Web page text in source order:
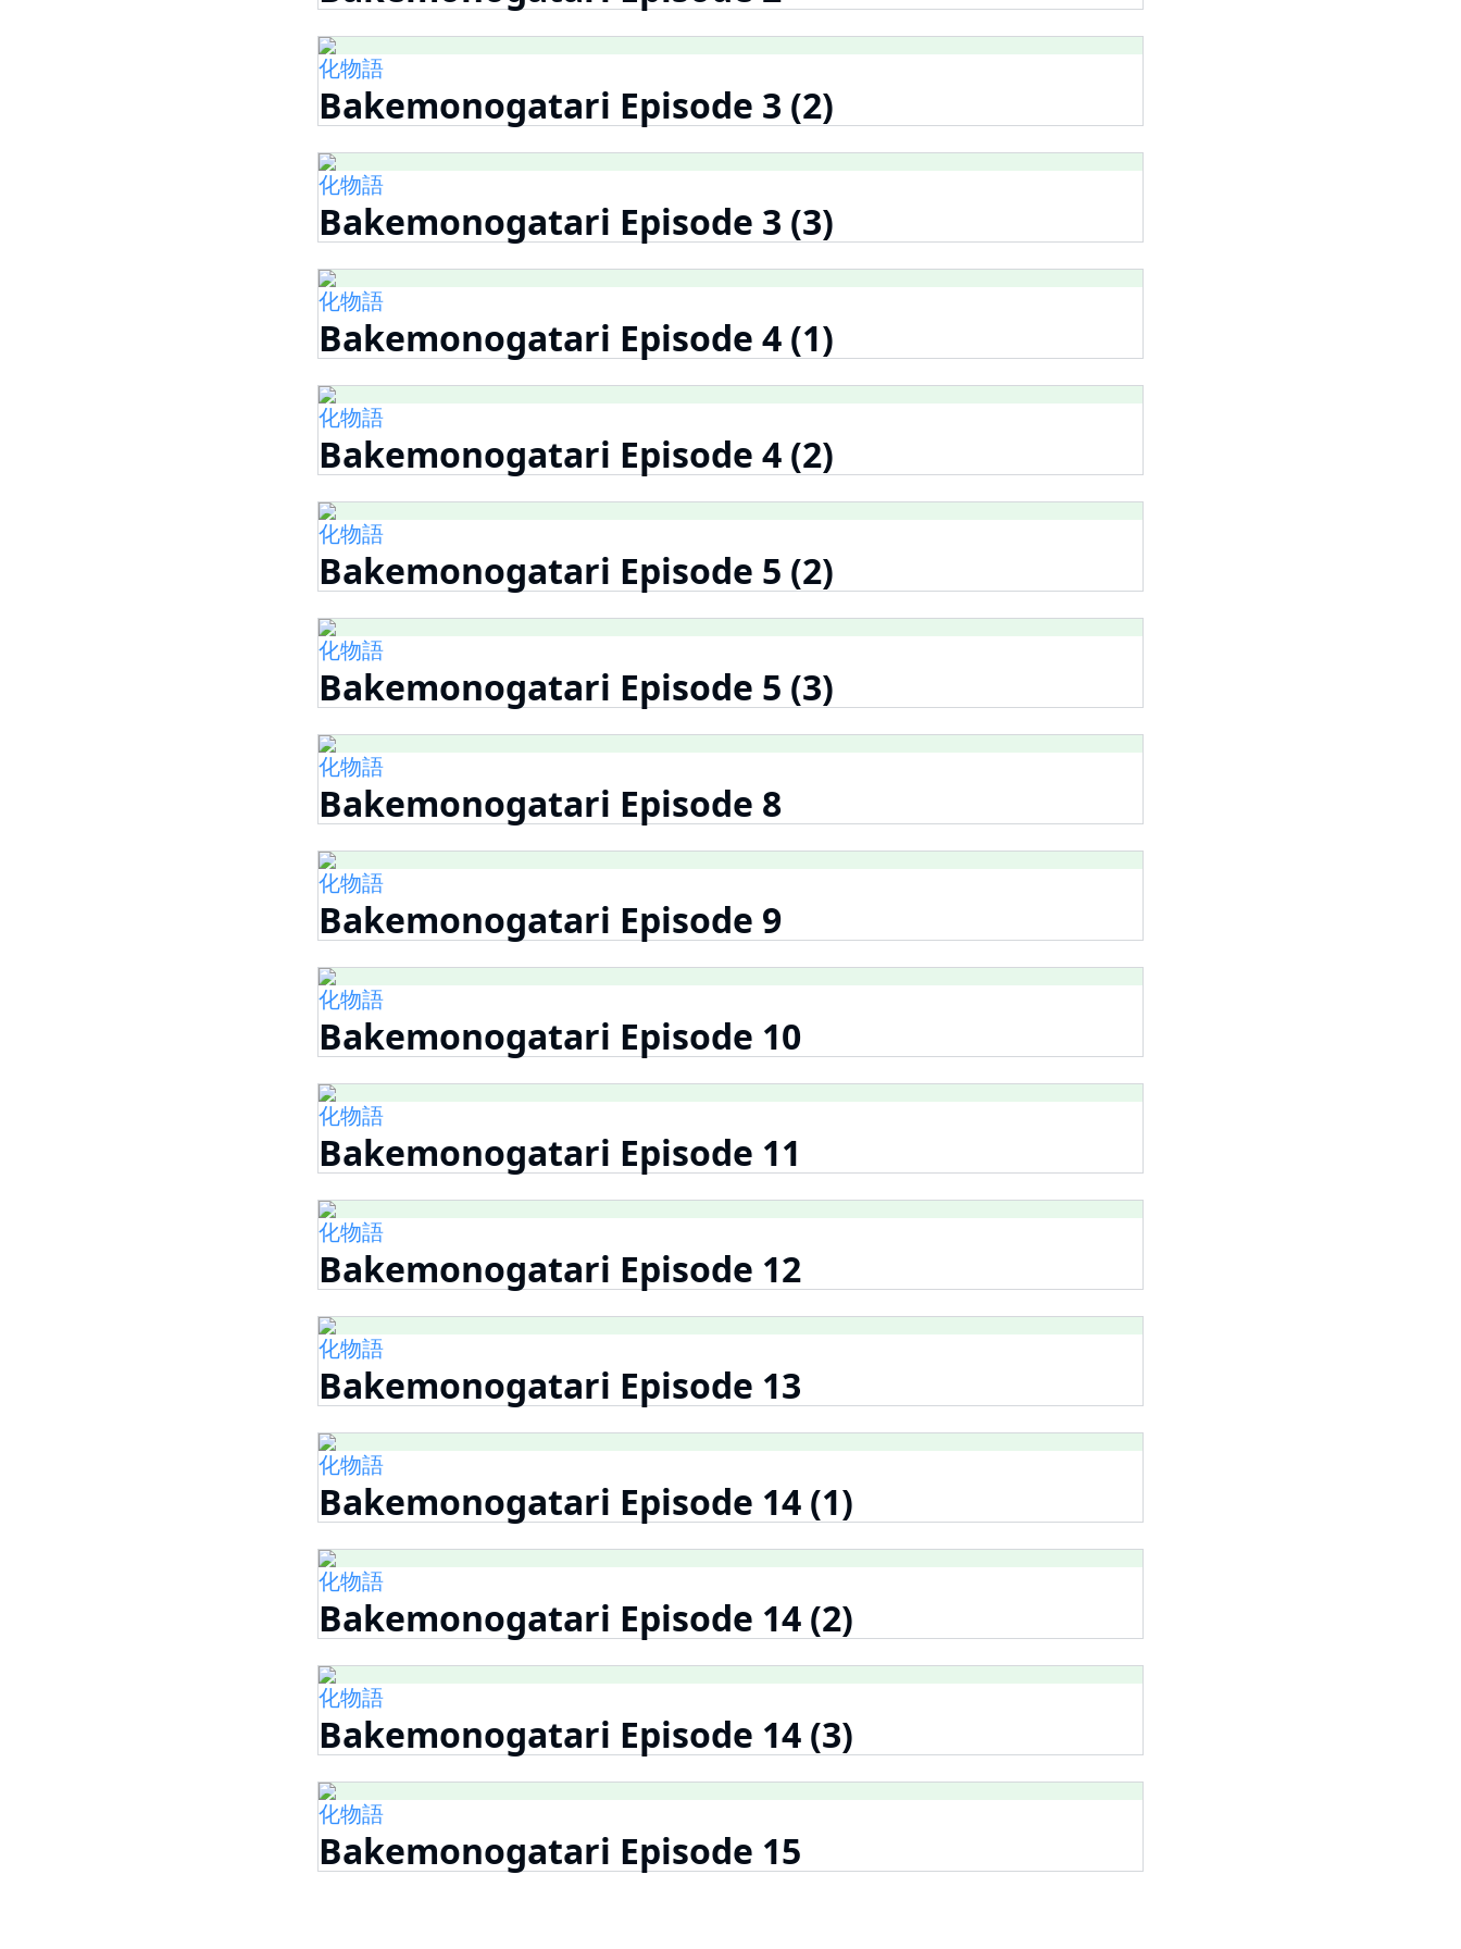
化物語
Bakemonogatari Episode 3 (2)
化物語
Bakemonogatari Episode 3 (3)
化物語
Bakemonogatari Episode 4 (1)
化物語
Bakemonogatari Episode 4 (2)
化物語
Bakemonogatari Episode 5 (2)
化物語
Bakemonogatari Episode 5 (3)
化物語
Bakemonogatari Episode 8
化物語
Bakemonogatari Episode 9
化物語
Bakemonogatari Episode 10
化物語
Bakemonogatari Episode 11
化物語
Bakemonogatari Episode 12
化物語
Bakemonogatari Episode 13
化物語
Bakemonogatari Episode 14 (1)
化物語
Bakemonogatari Episode 14 (2)
化物語
Bakemonogatari Episode 14 (3)
化物語
Bakemonogatari Episode 15